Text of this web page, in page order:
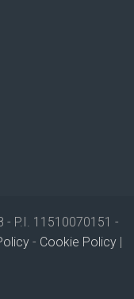
- P.I. 11510070151 -
- Cookie Policy|